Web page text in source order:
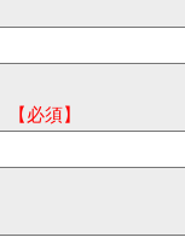
【必須】